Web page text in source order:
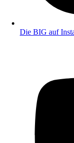
Die BIG auf